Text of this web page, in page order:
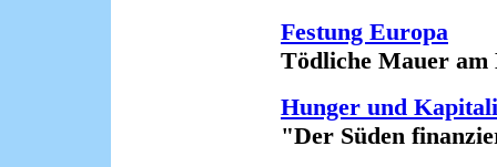
Festung Europa
Tödliche Mauer am
Hunger und
"Der Süden